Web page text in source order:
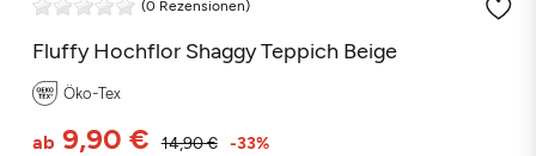
(0 Rezensionen)
Fluffy Hochflor Shaggy Teppich Beige
Öko-Tex
14,90 €
ab 9,90 € -33%